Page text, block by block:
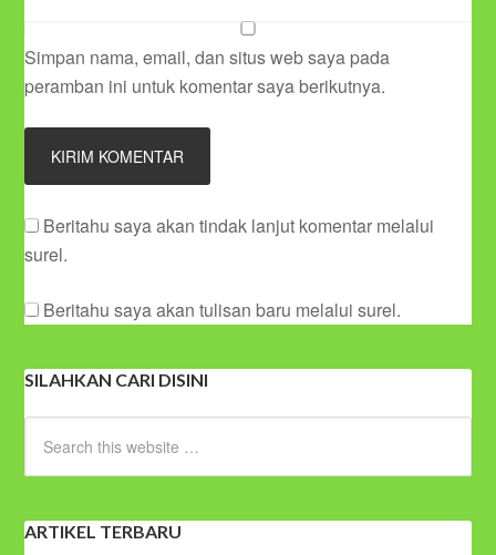
Simpan nama, email, dan situs web saya pada
peramban ini untuk komentar saya berikutnya.
Beritahu saya akan tindak lanjut komentar melalui
surel.
Beritahu saya akan tulisan baru melalui surel.
SILAHKAN CARI DISINI
ARTIKEL TERBARU